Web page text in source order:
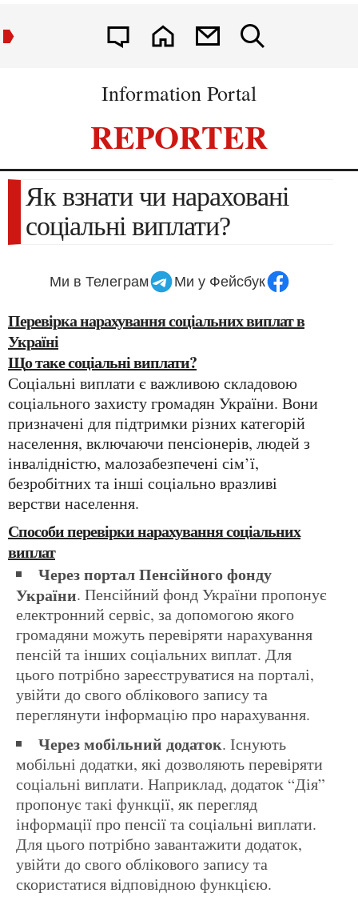
Information Portal
REPORTER
Як взнати чи нараховані
соціальні виплати?
Ми в Телеграм Ми у Фейсбук
Перевірка нарахування соціальних виплат в
Україні
Що таке соціальні виплати?
Соціальні виплати є важливою складовою
соціального захисту громадян України. Вони
призначені для підтримки різних категорій
населення, включаючи пенсіонерів, людей з
інвалідністю, малозабезпечені сім’ї,
безробітних та інші соціально вразливі
верстви населення.
Способи перевірки нарахування соціальних
виплат
Через портал Пенсійного фонду
України. Пенсійний фонд України пропонує
електронний сервіс, за допомогою якого
громадяни можуть перевіряти нарахування
пенсій та інших соціальних виплат. Для
цього потрібно зареєструватися на порталі,
увійти до свого облікового запису та
переглянути інформацію про нарахування.
Через мобільний додаток. Існують
мобільні додатки, які дозволяють перевіряти
соціальні виплати. Наприклад, додаток “Дія”
пропонує такі функції, як перегляд
інформації про пенсії та соціальні виплати.
Для цього потрібно завантажити додаток,
увійти до свого облікового запису та
скористатися відповідною функцією.